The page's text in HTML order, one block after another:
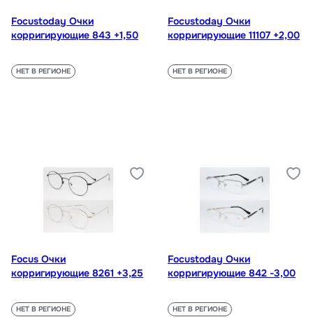
Focustoday Очки
корригирующие 843 +1,50
НЕТ В РЕГИОНЕ
Focustoday Очки
корригирующие 11107 +2,00
НЕТ В РЕГИОНЕ
Focus Очки
корригирующие 8261 +3,25
НЕТ В РЕГИОНЕ
Focustoday Очки
корригирующие 842 -3,00
НЕТ В РЕГИОНЕ